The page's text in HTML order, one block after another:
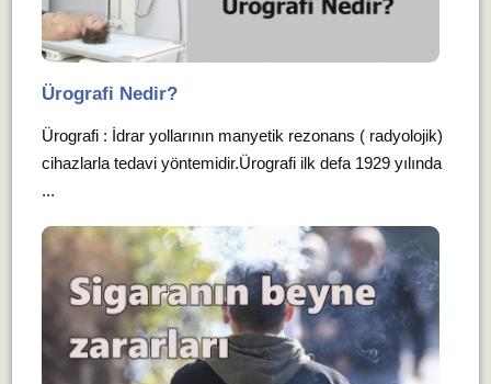
Ürografi Nedir?
Ürografi : İdrar yollarının manyetik rezonans ( radyolojik)
cihazlarla tedavi yöntemidir.Ürografi ilk defa 1929 yılında
...